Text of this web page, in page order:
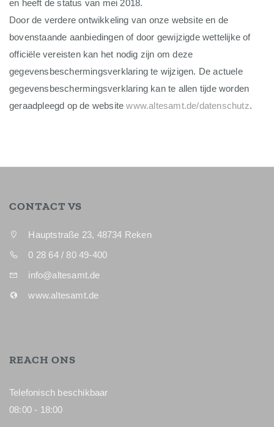
en heeft de status van mei 2018.
Door de verdere ontwikkeling van onze website en de
bovenstaande aanbiedingen of door gewijzigde wettelijke of
officiële vereisten kan het nodig zijn om deze
gegevensbeschermingsverklaring te wijzigen. De actuele
gegevensbeschermingsverklaring kan te allen tijde worden
geraadpleegd op de websitewww.altesamt.de/datenschutz.
CONTACT VS
Hauptstraße 23, 48734 Reken
0 28 64 / 80 49-400
info@altesamt.de
www.altesamt.de
REACH ONS
Telefonisch beschikbaar
08:00 - 18:00